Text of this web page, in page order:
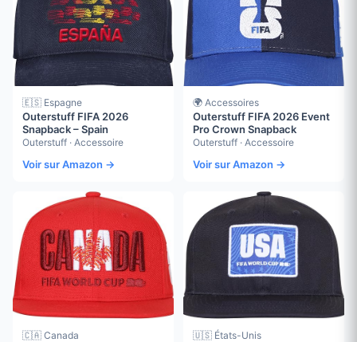
🇪🇸 Espagne
Outerstuff FIFA 2026
Snapback – Spain
Outerstuff · Accessoire
Voir sur Amazon →
🌍 Accessoires
Outerstuff FIFA 2026 Event
Pro Crown Snapback
Outerstuff · Accessoire
Voir sur Amazon →
🇨🇦 Canada 🇺🇸 États-Unis